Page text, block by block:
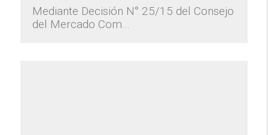
Mediante Decisión N° 25/15 del Consejo
del Mercado Com…